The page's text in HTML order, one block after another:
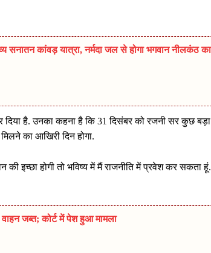
कांवड़ यात्रा, नर्मदा जल से होगा भगवान नीलकंठ का
है. उनका कहना है कि 31 दिसंबर को रजनी सर कुछ बड़ा
का आखिरी दिन होगा.
इच्छा होगी तो भविष्य में मैं राजनीति में प्रवेश कर सकता
जब्त; कोर्ट में पेश हुआ मामला